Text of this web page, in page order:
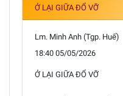
Ở LẠI GIỮA ĐỔ VỠ
Lm. Minh Anh (Tgp. Huế)
18:40 05/05/2026
Ở LẠI GIỮA ĐỔ VỠ